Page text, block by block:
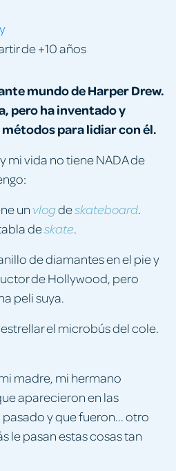
mundo de Harper Drew.
pero ha inventado y
para lidiar con él.
mi vida no tiene NADA de
unvlogdeskateboard.
deskate.
de diamantes en el pie y
de Hollywood, pero
peli suya.
el microbús del cole.
madre, mi hermano
aparecieron en las
y que fueron... otro
le pasan estas cosas tan
de +10 años